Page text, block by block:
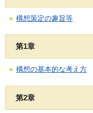
構想策定の趣旨等
第1章
構想の基本的な考え方
第2章